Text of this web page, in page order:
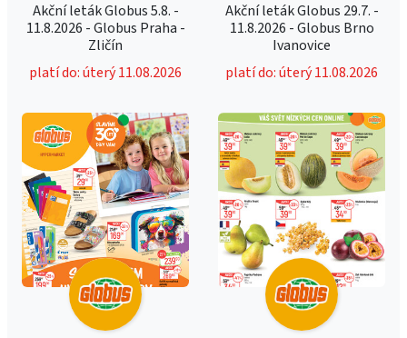
Akční leták Globus 5.8. -
11.8.2026 - Globus Praha -
Zličín
platí do: úterý 11.08.2026
Akční leták Globus 29.7. -
11.8.2026 - Globus Brno
Ivanovice
platí do: úterý 11.08.2026